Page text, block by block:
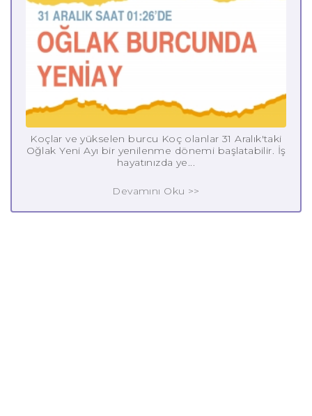
Koçlar ve yükselen burcu Koç olanlar 31 Aralık'taki
Oğlak Yeni Ayı bir yenilenme dönemi başlatabilir. İş
hayatınızda ye...
Devamını Oku >>